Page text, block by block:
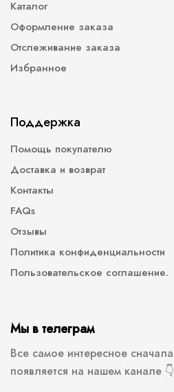
Каталог
Оформление заказа
Отслеживание заказа
Избранное
Поддержка
Помощь покупателю
Доставка и возврат
Контакты
FAQs
Отзывы
Политика конфиденциальности
Пользовательское соглашение.
Мы в телеграм
Все самое интересное сначала
появляется на нашем канале 👇